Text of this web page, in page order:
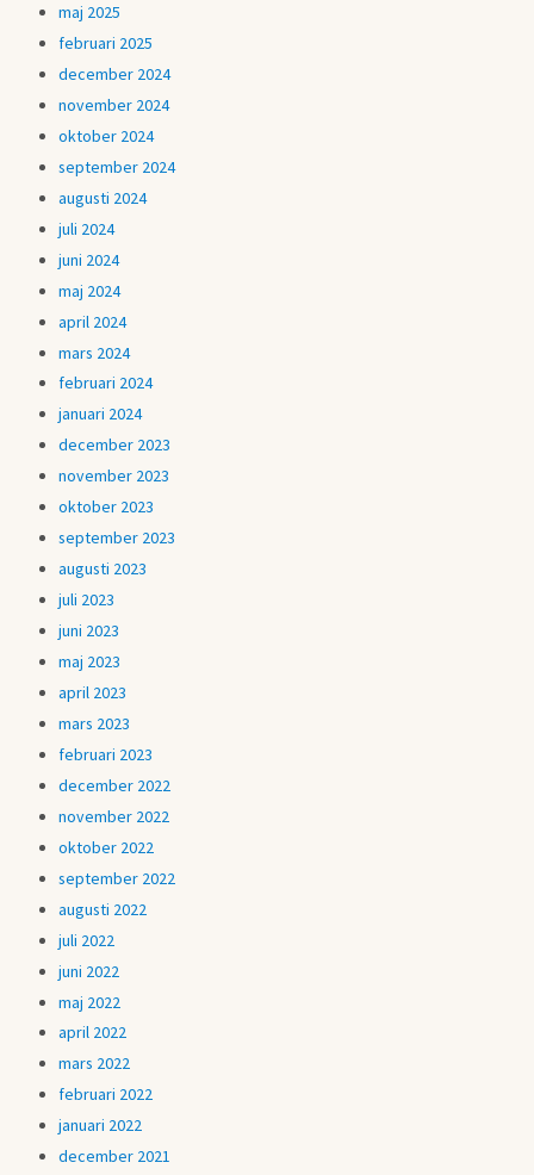
maj 2025
februari 2025
december 2024
november 2024
oktober 2024
september 2024
augusti 2024
juli 2024
juni 2024
maj 2024
april 2024
mars 2024
februari 2024
januari 2024
december 2023
november 2023
oktober 2023
september 2023
augusti 2023
juli 2023
juni 2023
maj 2023
april 2023
mars 2023
februari 2023
december 2022
november 2022
oktober 2022
september 2022
augusti 2022
juli 2022
juni 2022
maj 2022
april 2022
mars 2022
februari 2022
januari 2022
december 2021